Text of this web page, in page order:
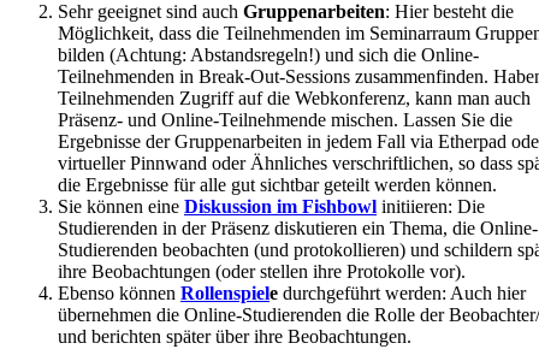
Sehr geeignet sind auch Gruppenarbeiten: Hier besteht die
Möglichkeit, dass die Teilnehmenden im Seminarraum
bilden (Achtung: Abstandsregeln!) und sich die Online-
Teilnehmenden in Break-Out-Sessions zusammenfinden.
Teilnehmenden Zugriff auf die Webkonferenz, kann man auch
Präsenz- und Online-Teilnehmende mischen. Lassen Sie die
Ergebnisse der Gruppenarbeiten in jedem Fall via Etherpad
virtueller Pinnwand oder Ähnliches verschriftlichen, so dass
die Ergebnisse für alle gut sichtbar geteilt werden können.
Sie können eine Diskussion im Fishbowl initiieren: Die
Studierenden in der Präsenz diskutieren ein Thema, die Online-
Studierenden beobachten (und protokollieren) und schildern
ihre Beobachtungen (oder stellen ihre Protokolle vor).
Ebenso können Rollenspiele durchgeführt werden: Auch hier
übernehmen die Online-Studierenden die Rolle der
und berichten später über ihre Beobachtungen.